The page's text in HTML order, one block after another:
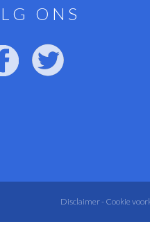
ONS
Cookie
Disclaimer -